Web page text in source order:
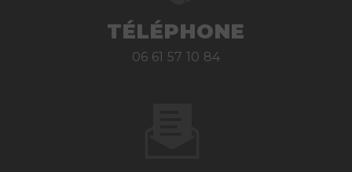
TÉLÉPHONE
06 61 57 10 84